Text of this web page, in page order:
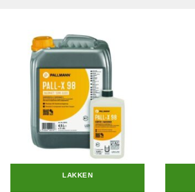
LAKKEN